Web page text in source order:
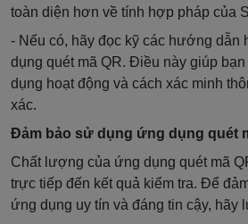
toàn diện hơn về tính hợp pháp của
- Nếu có, hãy đọc kỹ các hướng dẫn
dụng quét mã QR. Điều này giúp
dụng hoạt động và cách xác minh
xác.
Đảm bảo sử dụng ứng dụng quét
Chất lượng của ứng dụng quét mã
trực tiếp đến kết quả kiểm tra. Để
ứng dụng uy tín và đáng tin cậy, hãy